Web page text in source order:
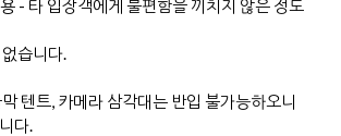
- 타 입장객에게 불편함을 끼치지 않은 정도
습니다.
텐트, 카메라 삼각대는 반입 불가능하오니
다.